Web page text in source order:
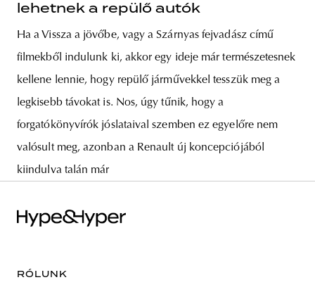
lehetnek a repülő autók
Ha a Vissza a jövőbe, vagy a Szárnyas fejvadász című
filmekből indulunk ki, akkor egy ideje már természetesnek
kellene lennie, hogy repülő járművekkel tesszük meg a
legkisebb távokat is. Nos, úgy tűnik, hogy a
forgatókönyvírók jóslataival szemben ez egyelőre nem
valósult meg, azonban a Renault új koncepciójából
kiindulva talán már
RÓLUNK